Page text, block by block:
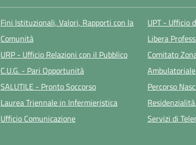
Fini Istituzionali, Valori, Rapporti con la
Comunità
URP - Ufficio Relazioni con il Pubblico
C.U.G. - Pari Opportunità
SALUTILE - Pronto Soccorso
Laurea Triennale in Infermieristica
Ufficio Comunicazione
UPT - Ufficio
Libera
Comitato
Ambulatoriale
Percorso
Servizi di